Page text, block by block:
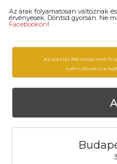
Az árak folyamatosan változnak
érvényesek. Döntsd gyorsan. Ne
Facebookon!
Az ajánlat 218 napja nem
ezért célszerű a